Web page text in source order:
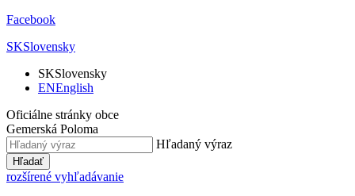
Facebook
SKSlovensky
SKSlovensky
ENEnglish
Oficiálne stránky obce
Gemerská Poloma
Hľadaný výraz
Hľadať
rozšírené vyhľadávanie